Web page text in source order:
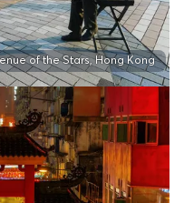
of the Stars, Hong Kong